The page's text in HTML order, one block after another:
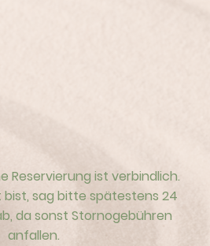
Reservierung ist verbindlich.
bist, sag bitte spätestens 24
da sonst Stornogebühren
anfallen.